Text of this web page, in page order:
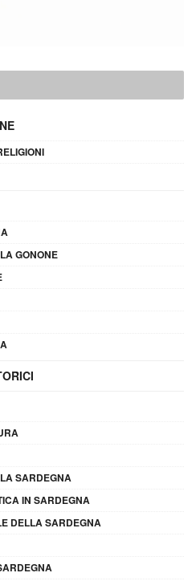
GONONE
SARDEGNA
IN SARDEGNA
DELLA SARDEGNA